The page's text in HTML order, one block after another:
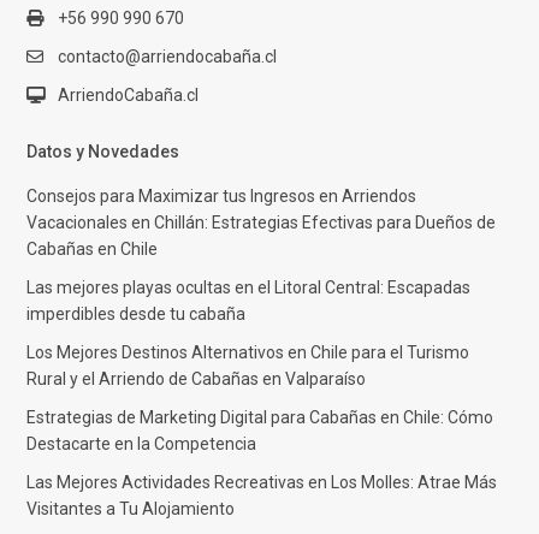
+56 990 990 670
contacto@arriendocabaña.cl
ArriendoCabaña.cl
Datos y Novedades
Consejos para Maximizar tus Ingresos en Arriendos
Vacacionales en Chillán: Estrategias Efectivas para Dueños de
Cabañas en Chile
Las mejores playas ocultas en el Litoral Central: Escapadas
imperdibles desde tu cabaña
Los Mejores Destinos Alternativos en Chile para el Turismo
Rural y el Arriendo de Cabañas en Valparaíso
Estrategias de Marketing Digital para Cabañas en Chile: Cómo
Destacarte en la Competencia
Las Mejores Actividades Recreativas en Los Molles: Atrae Más
Visitantes a Tu Alojamiento